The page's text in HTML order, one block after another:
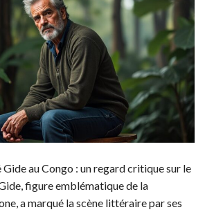
Gide au Congo : un regard critique sur le
figure emblématique de la
a marqué la scène littéraire par ses